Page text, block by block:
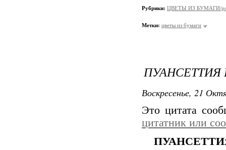
Рубрики: ЦВЕТЫ ИЗ БУМАГИ/
Метки: цветы из бумаги
Воскресенье, 21
Это цитата
цитатник или